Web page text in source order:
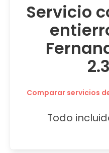
Servicio
Comparar servicios
Todo